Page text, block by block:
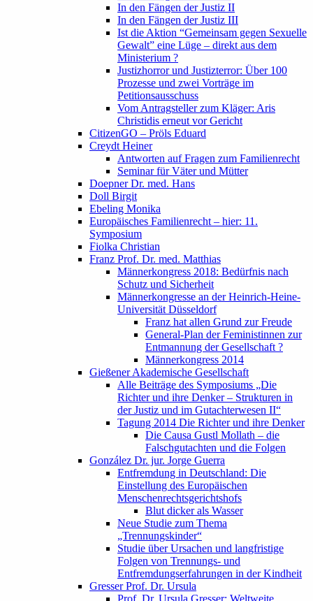
In den Fängen der Justiz II
In den Fängen der Justiz III
Ist die Aktion “Gemeinsam gegen Sexuelle
Gewalt” eine Lüge – direkt aus dem
Ministerium ?
Justizhorror und Justizterror: Über 100
Prozesse und zwei Vorträge im
Petitionsausschuss
Vom Antragsteller zum Kläger: Aris
Christidis erneut vor Gericht
CitizenGO – Pröls Eduard
Creydt Heiner
Antworten auf Fragen zum Familienrecht
Seminar für Väter und Mütter
Doepner Dr. med. Hans
Doll Birgit
Ebeling Monika
Europäisches Familienrecht – hier: 11.
Symposium
Fiolka Christian
Franz Prof. Dr. med. Matthias
Männerkongress 2018: Bedürfnis nach
Schutz und Sicherheit
Männerkongresse an der Heinrich-Heine-
Universität Düsseldorf
Franz hat allen Grund zur Freude
General-Plan der Feministinnen zur
Entmannung der Gesellschaft ?
Männerkongress 2014
Gießener Akademische Gesellschaft
Alle Beiträge des Symposiums „Die
Richter und ihre Denker – Strukturen in
der Justiz und im Gutachterwesen II“
Tagung 2014 Die Richter und ihre Denker
Die Causa Gustl Mollath – die
Falschgutachten und die Folgen
González Dr. jur. Jorge Guerra
Entfremdung in Deutschland: Die
Einstellung des Europäischen
Menschenrechtsgerichtshofs
Blut dicker als Wasser
Neue Studie zum Thema
„Trennungskinder“
Studie über Ursachen und langfristige
Folgen von Trennungs- und
Entfremdungserfahrungen in der Kindheit
Gresser Prof. Dr. Ursula
Prof. Dr. Ursula Gresser: Weltweite